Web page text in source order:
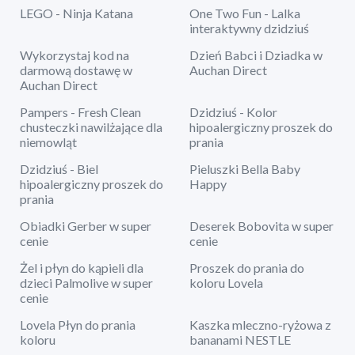
LEGO - Ninja Katana
One Two Fun - Lalka
interaktywny dzidziuś
Wykorzystaj kod na
darmową dostawę w
Auchan Direct
Dzień Babci i Dziadka w
Auchan Direct
Pampers - Fresh Clean
chusteczki nawilżające dla
niemowląt
Dzidziuś - Kolor
hipoalergiczny proszek do
prania
Dzidziuś - Biel
hipoalergiczny proszek do
prania
Pieluszki Bella Baby
Happy
Obiadki Gerber w super
cenie
Deserek Bobovita w super
cenie
Żel i płyn do kąpieli dla
dzieci Palmolive w super
cenie
Proszek do prania do
koloru Lovela
Lovela Płyn do prania
koloru
Kaszka mleczno-ryżowa z
bananami NESTLE